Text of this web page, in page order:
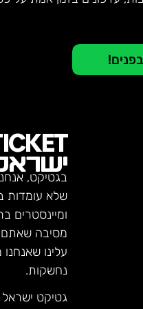
בגטיקט,
שלא עומדות
ומיינסטרים
מסיבה שאתם
עלינו
נחשקות.
גטיקט ישראל